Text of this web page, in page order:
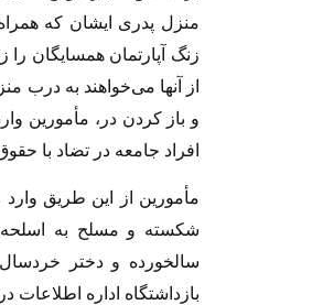
منزل پدری ایشان که
زنگ آپارتمان همسایگان
از آنها می‌خواهند به درب
و باز کردن در، مأمورین
افراد جامعه در تضاد با
مأمورین از این طریق
شکسته و مسلح به اسلحه
بازداشتگاه اداره اطلاعات